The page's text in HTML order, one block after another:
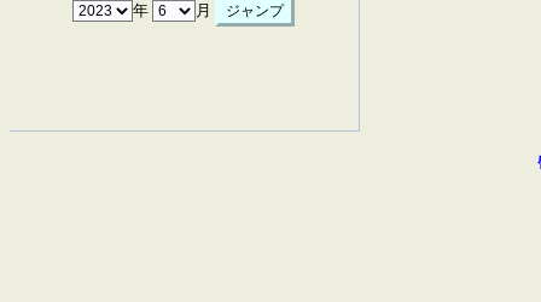
年 月